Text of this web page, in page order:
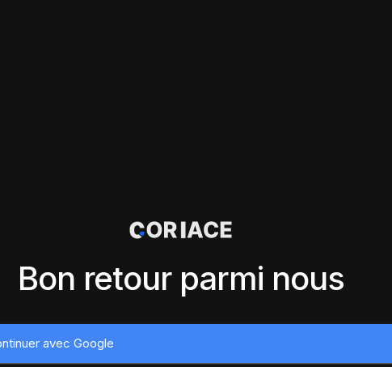
Bon retour parmi nous
avec Google